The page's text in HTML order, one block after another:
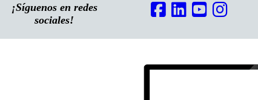
¡Síguenos en redes
sociales!